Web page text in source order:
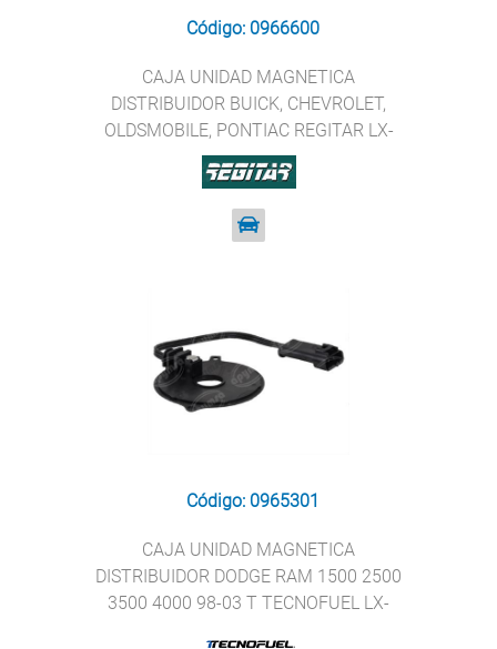
Código: 0966600
CAJA UNIDAD MAGNETICA
DISTRIBUIDOR BUICK, CHEVROLET,
OLDSMOBILE, PONTIAC REGITAR LX-
313
Código: 0965301
CAJA UNIDAD MAGNETICA
DISTRIBUIDOR DODGE RAM 1500 2500
3500 4000 98-03 T TECNOFUEL LX-